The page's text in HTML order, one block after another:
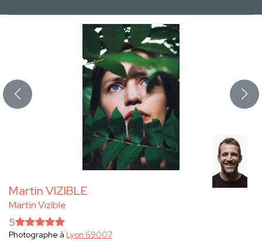
Martin VIZIBLE
Martin Vizible
5
Photographe à Lyon 69007